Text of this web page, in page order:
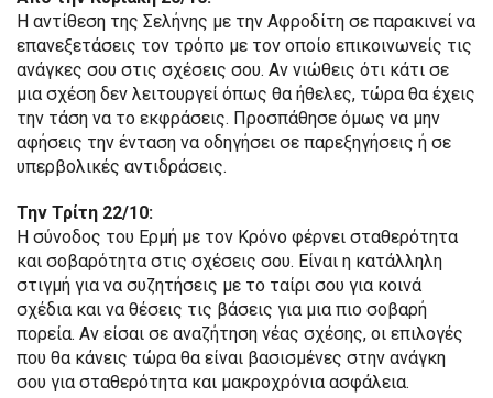
Η αντίθεση της Σελήνης με την Αφροδίτη σε παρακινεί να
επανεξετάσεις τον τρόπο με τον οποίο επικοινωνείς τις
ανάγκες σου στις σχέσεις σου. Αν νιώθεις ότι κάτι σε
μια σχέση δεν λειτουργεί όπως θα ήθελες, τώρα θα έχεις
την τάση να το εκφράσεις. Προσπάθησε όμως να μην
αφήσεις την ένταση να οδηγήσει σε παρεξηγήσεις ή σε
υπερβολικές αντιδράσεις.
Την Τρίτη 22/10:
Η σύνοδος του Ερμή με τον Κρόνο φέρνει σταθερότητα
και σοβαρότητα στις σχέσεις σου. Είναι η κατάλληλη
στιγμή για να συζητήσεις με το ταίρι σου για κοινά
σχέδια και να θέσεις τις βάσεις για μια πιο σοβαρή
πορεία. Αν είσαι σε αναζήτηση νέας σχέσης, οι επιλογές
που θα κάνεις τώρα θα είναι βασισμένες στην ανάγκη
σου για σταθερότητα και μακροχρόνια ασφάλεια.